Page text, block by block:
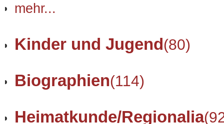
mehr...
Kinder und Jugend(80)
Biographien(114)
Heimatkunde/Regionalia